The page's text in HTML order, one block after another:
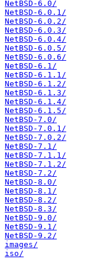
NetBSD-6.0/
NetBSD-6.0.1/
NetBSD-6.0.2/
NetBSD-6.0.3/
NetBSD-6.0.4/
NetBSD-6.0.5/
NetBSD-6.0.6/
NetBSD-6.1/
NetBSD-6.1.1/
NetBSD-6.1.2/
NetBSD-6.1.3/
NetBSD-6.1.4/
NetBSD-6.1.5/
NetBSD-7.0/
NetBSD-7.0.1/
NetBSD-7.0.2/
NetBSD-7.1/
NetBSD-7.1.1/
NetBSD-7.1.2/
NetBSD-7.2/
NetBSD-8.0/
NetBSD-8.1/
NetBSD-8.2/
NetBSD-8.3/
NetBSD-9.0/
NetBSD-9.1/
NetBSD-9.2/
images/
iso/